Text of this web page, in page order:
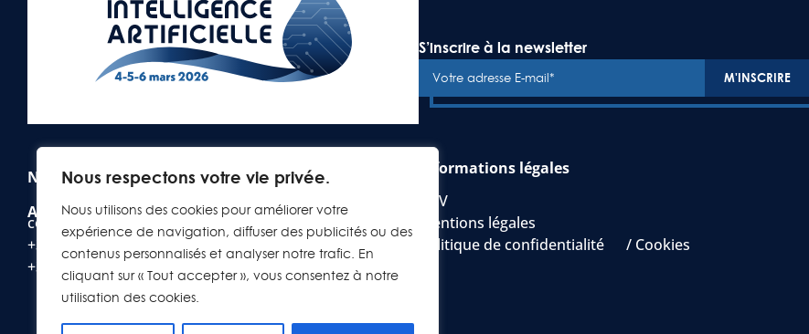
Nous respectons votre vie privée.
Nous utilisons des cookies pour améliorer votre
expérience de navigation, diffuser des publicités ou des
contenus personnalisés et analyser notre trafic. En
cliquant sur « Tout accepter », vous consentez à notre
utilisation des cookies.
Nous contacter
Agence adeo (Service commercial)
commercial@congreseau-ia.com
+33(0)6 21 03 96 65
+33(0)4 76 36 55 76
S’inscrire à la newsletter
Informations légales
CGV
Mentions légales
Politique de confidentialité / Cookies